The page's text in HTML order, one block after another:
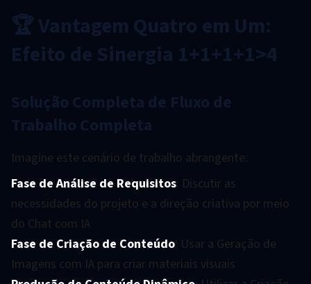
🏆 Vantagem Quatro em Um:
Efeito de Sinergia 1+1+1+1>4
Solução Completa de Fluxo de
Trabalho Completa
Imagine este cenário de trabalho abrangente:
Fase de Análise de Requisitos: Discutir as
necessidades do projeto e a direção criativa por meio
do Chat com IA
Fase de Criação de Conteúdo: Usar a Geração de
Imagens com IA para criar materiais visuais